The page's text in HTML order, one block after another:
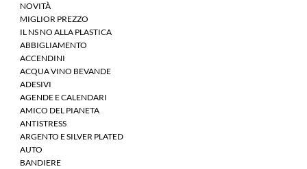
NOVITÀ
MIGLIOR PREZZO
IL NS NO ALLA PLASTICA
ABBIGLIAMENTO
ACCENDINI
ACQUA VINO BEVANDE
ADESIVI
AGENDE E CALENDARI
AMICO DEL PIANETA
ANTISTRESS
ARGENTO E SILVER PLATED
AUTO
BANDIERE